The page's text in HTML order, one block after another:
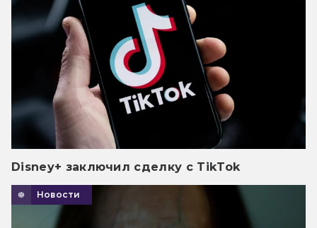
Disney+ заключил сделку с TikTok
Новости